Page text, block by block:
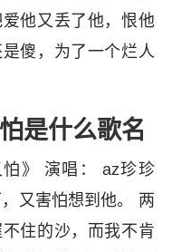
他又丢了他，恨他
傻，为了一个烂人
是什么歌名
怕》 演唱： az珍珍
又害怕想到他。 两
住的沙，而我不肯